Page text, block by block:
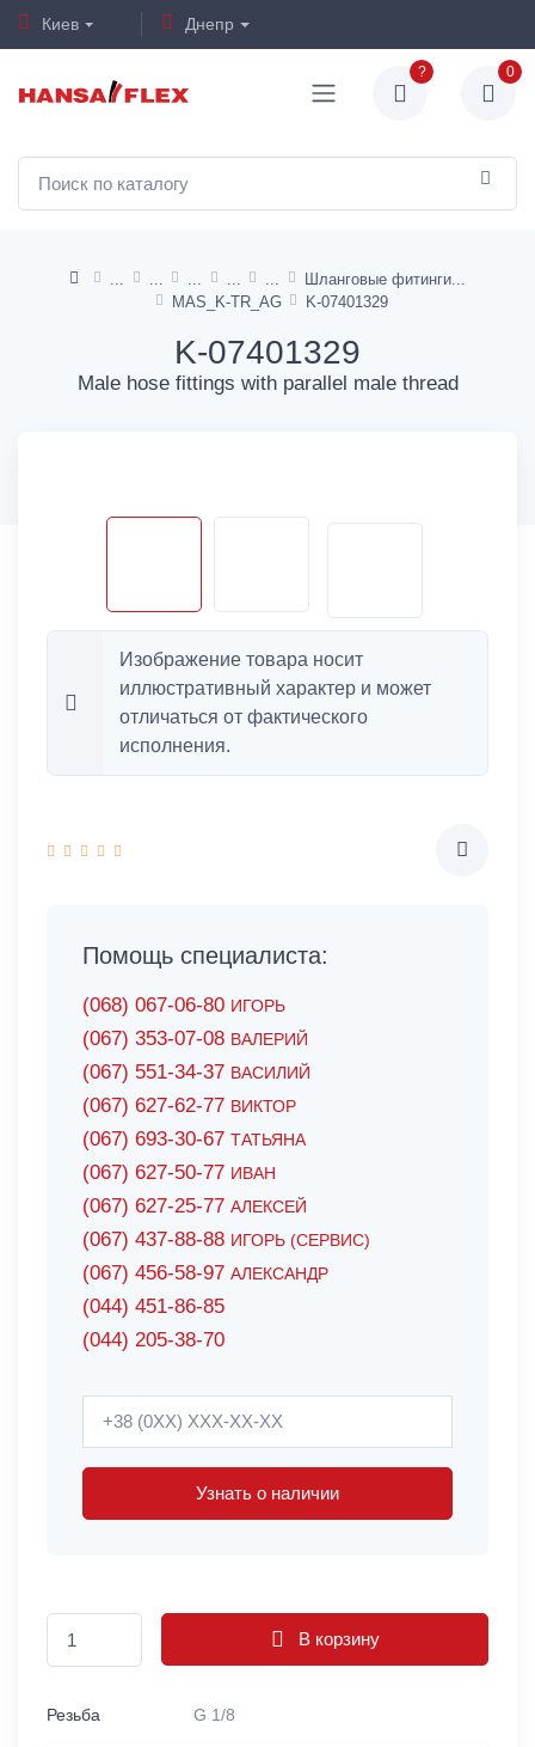
Киев Днепр
? 0
Шланговые фитинги
MAS_K-TR_AG
K-07401329
K-07401329
Male hose fittings with parallel male thread
Изображение товара носит
иллюстративный характер и может
отличаться от фактического
исполнения.
Помощь специалиста:
(068) 067-06-80 ИГОРЬ
(067) 353-07-08 ВАЛЕРИЙ
(067) 551-34-37 ВАСИЛИЙ
(067) 627-62-77 ВИКТОР
(067) 693-30-67 ТАТЬЯНА
(067) 627-50-77 ИВАН
(067) 627-25-77 АЛЕКСЕЙ
(067) 437-88-88 ИГОРЬ (СЕРВИС)
(067) 456-58-97 АЛЕКСАНДР
(044) 451-86-85
(044) 205-38-70
Узнать о наличии
В корзину
Резьба G 1/8